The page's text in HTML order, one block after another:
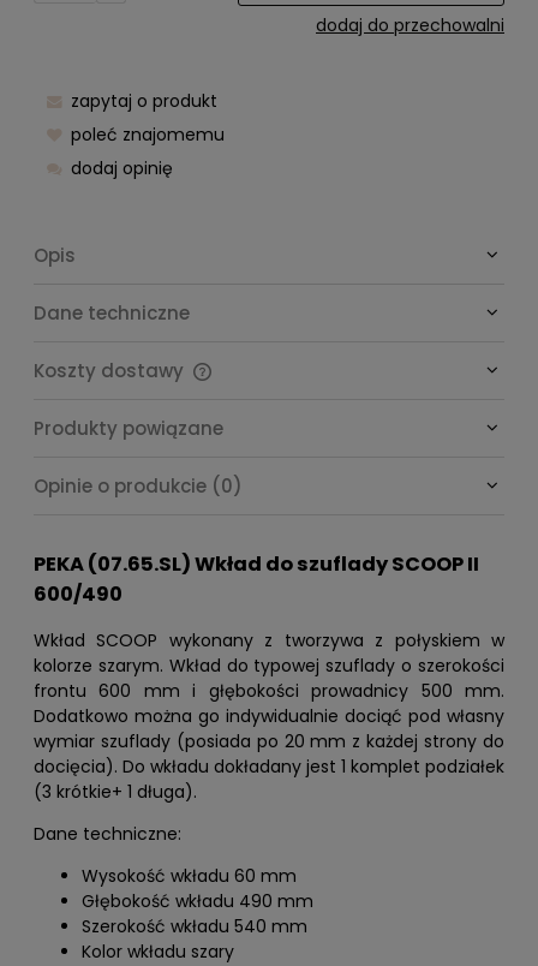
dodaj do przechowalni
zapytaj o produkt
poleć znajomemu
dodaj opinię
Opis
Dane techniczne
Koszty dostawy
Produkty powiązane
Opinie o produkcie (0)
PEKA (07.65.SL) Wkład do szuflady SCOOP II
600/490
Wkład SCOOP wykonany z tworzywa z połyskiem w
kolorze szarym. Wkład do typowej szuflady o szerokości
frontu 600 mm i głębokości prowadnicy 500 mm.
Dodatkowo można go indywidualnie dociąć pod własny
wymiar szuflady (posiada po 20 mm z każdej strony do
docięcia). Do wkładu dokładany jest 1 komplet podziałek
(3 krótkie+ 1 długa).
Dane techniczne:
Wysokość wkładu 60 mm
Głębokość wkładu 490 mm
Szerokość wkładu 540 mm
Kolor wkładu szary